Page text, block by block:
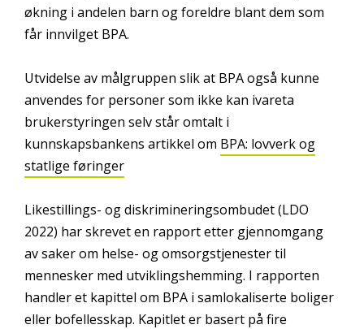
økning i andelen barn og foreldre blant dem som
får innvilget BPA.
Utvidelse av målgruppen slik at BPA også kunne
anvendes for personer som ikke kan ivareta
brukerstyringen selv står omtalt i
kunnskapsbankens artikkel om BPA: lovverk og
statlige føringer
Likestillings- og diskrimineringsombudet (LDO
2022) har skrevet en rapport etter gjennomgang
av saker om helse- og omsorgstjenester til
mennesker med utviklingshemming. I rapporten
handler et kapittel om BPA i samlokaliserte boliger
eller bofellesskap. Kapitlet er basert på fire